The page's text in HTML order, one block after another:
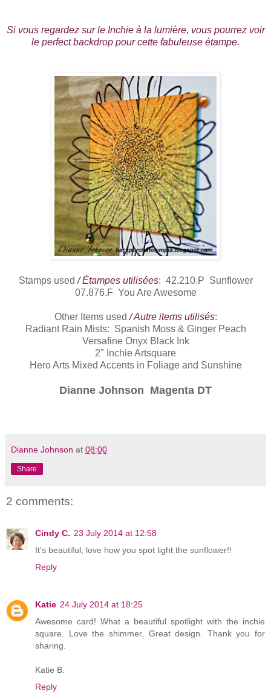
Si vous regardez sur le Inchie à la lumière, vous pourrez voir
le perfect backdrop pour cette fabuleuse étampe.
Stamps used/ Étampes utilisées: 42.210.P Sunflower
07.876.F You Are Awesome
Other Items used/ Autre items utilisés:
Radiant Rain Mists: Spanish Moss & Ginger Peach
Versafine Onyx Black Ink
2" Inchie Artsquare
Hero Arts Mixed Accents in Foliage and Sunshine
Dianne Johnson Magenta DT
Dianne Johnson at 08:00
Share
2 comments:
Cindy C. 23 July 2014 at 12:58
It's beautiful, love how you spot light the sunflower!!
Reply
Katie 24 July 2014 at 18:25
Awesome card! What a beautiful spotlight with the inchie
square. Love the shimmer. Great design. Thank you for
sharing.
Katie B.
Reply